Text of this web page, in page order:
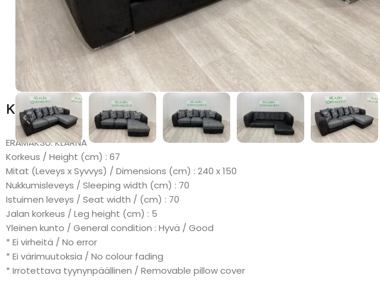
Kuvaus
ERÄMAKSU: KLARNA
Korkeus / Height (cm) : 67
Mitat (Leveys x Syvvys) / Dimensions (cm) : 240 x 150
Nukkumisleveys / Sleeping width (cm) : 70
Istuimen leveys / Seat width / (cm) : 70
Jalan korkeus / Leg height (cm) : 5
Yleinen kunto / General condition : Hyvä / Good
* Ei virheitä / No error
* Ei värimuutoksia / No colour fading
* Irrotettava tyynynpäällinen / Removable pillow cover